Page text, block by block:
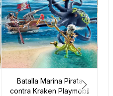
Batalla Marina Pirata
contra Kraken Playmobil